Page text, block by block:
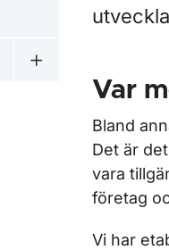
Undermeny för För
Var
Bland
Det är
vara
företag
Vi har